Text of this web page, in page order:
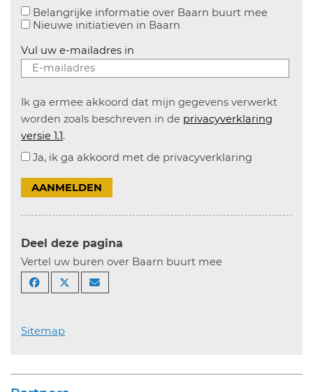
Belangrijke informatie over Baarn buurt mee
Nieuwe initiatieven in Baarn
Vul uw e-mailadres in
Ik ga ermee akkoord dat mijn gegevens verwerkt
worden zoals beschreven in de privacyverklaring
versie 1.1.
Ja, ik ga akkoord met de privacyverklaring
AANMELDEN
Deel deze pagina
Vertel uw buren over Baarn buurt mee
Sitemap